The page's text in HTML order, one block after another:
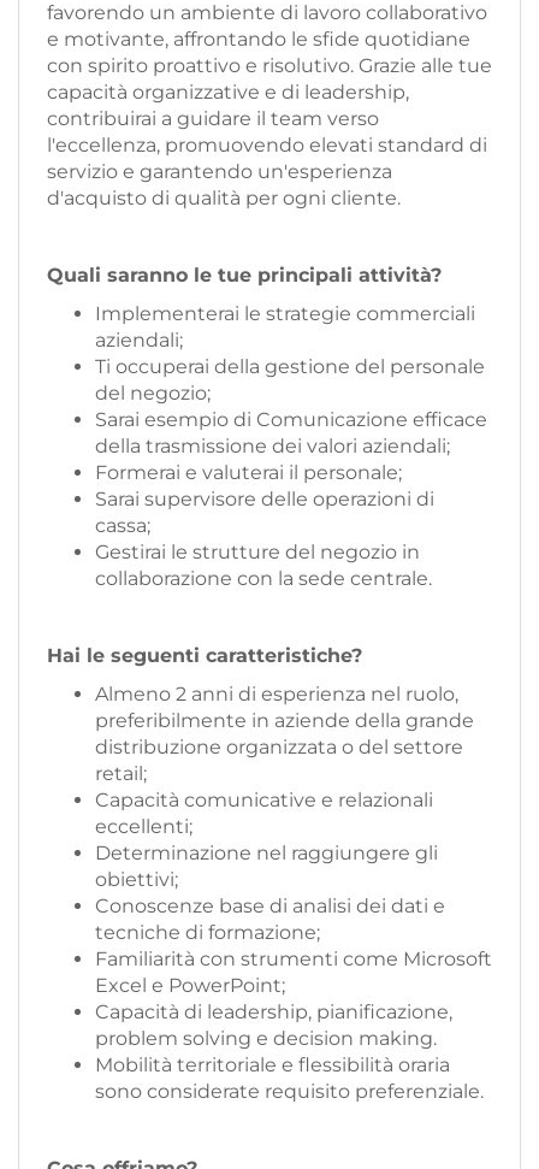
favorendo un ambiente di lavoro collaborativo
e motivante, affrontando le sfide quotidiane
con spirito proattivo e risolutivo. Grazie alle tue
capacità organizzative e di leadership,
contribuirai a guidare il team verso
l'eccellenza, promuovendo elevati standard di
servizio e garantendo un'esperienza
d'acquisto di qualità per ogni cliente.
Quali saranno le tue principali attività?
Implementerai le strategie commerciali
aziendali;
Ti occuperai della gestione del personale
del negozio;
Sarai esempio di Comunicazione efficace
della trasmissione dei valori aziendali;
Formerai e valuterai il personale;
Sarai supervisore delle operazioni di
cassa;
Gestirai le strutture del negozio in
collaborazione con la sede centrale.
Hai le seguenti caratteristiche?
Almeno 2 anni di esperienza nel ruolo,
preferibilmente in aziende della grande
distribuzione organizzata o del settore
retail;
Capacità comunicative e relazionali
eccellenti;
Determinazione nel raggiungere gli
obiettivi;
Conoscenze base di analisi dei dati e
tecniche di formazione;
Familiarità con strumenti come Microsoft
Excel e PowerPoint;
Capacità di leadership, pianificazione,
problem solving e decision making.
Mobilità territoriale e flessibilità oraria
sono considerate requisito preferenziale.